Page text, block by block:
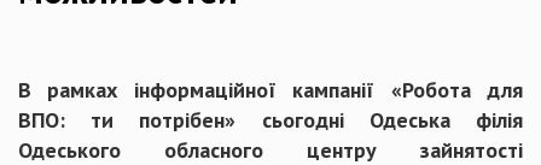
В рамках інформаційної кампанії «Робота для
ВПО: ти потрібен» сьогодні Одеська філія
Одеського обласного центру зайнятості